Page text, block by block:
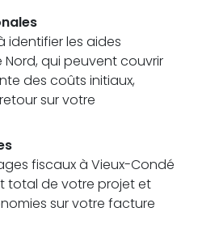
identifier les aides
qui peuvent couvrir
des coûts initiaux,
sur votre
fiscaux à Vieux-Condé
total de votre projet et
sur votre facture